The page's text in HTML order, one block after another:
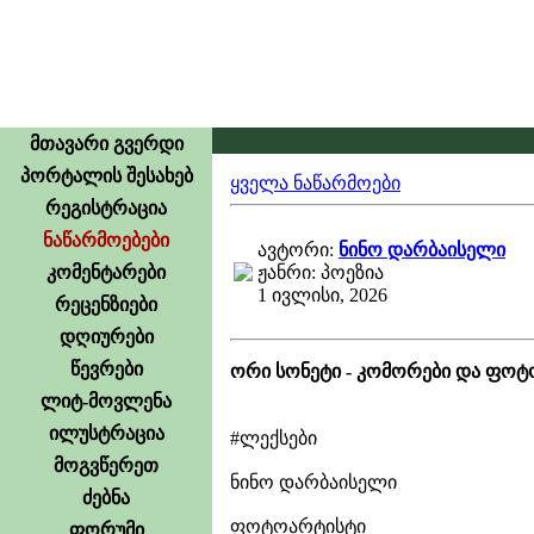
მთავარი გვერდი
პორტალის შესახებ
რეგისტრაცია
ნაწარმოებები
კომენტარები
რეცენზიები
დღიურები
წევრები
ლიტ-მოვლენა
ილუსტრაცია
მოგვწერეთ
ძებნა
ფორუმი
ყველა ნაწარმოები
ავტორი: ნინო დარბაისელი
ჟანრი: პოეზია
1 ივლისი, 2026
ორი სონეტი - კომორები და
#ლექსები
ნინო დარბაისელი
ფოტოარტისტი